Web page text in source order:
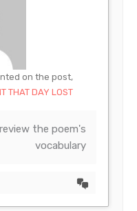
on the post,
THAT DAY LOST
the poem's
vocabulary